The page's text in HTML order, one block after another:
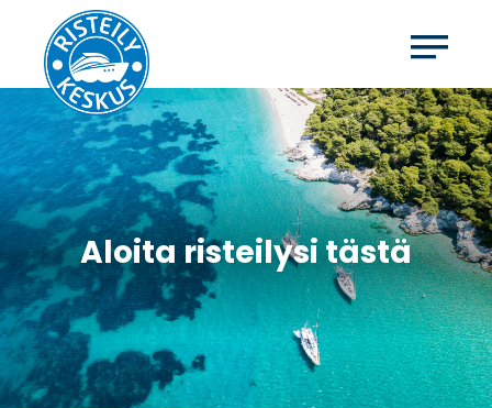
Aloita risteilysi tästä